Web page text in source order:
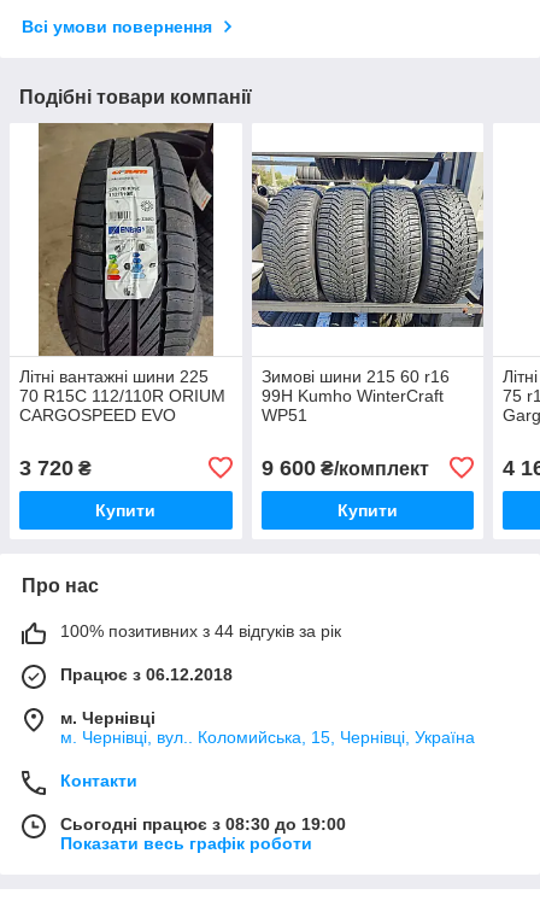
Всі умови повернення
Подібні товари компанії
Літні вантажні шини 225
70 R15C 112/110R ORIUM
CARGOSPEED EVO
3 720 ₴
Купити
Зимові шини 215 60 r16
99H Kumho WinterCraft
WP51
9 600₴/комплект
Купити
75
4
Про нас
100% позитивних з 44 відгуків за рік
Працює з 06.12.2018
м. Чернівці
м. Чернівці, вул.. Коломийська, 15, Чернівці, Україна
Контакти
Сьогодні працює з 08:30 до 19:00
Показати весь графік роботи